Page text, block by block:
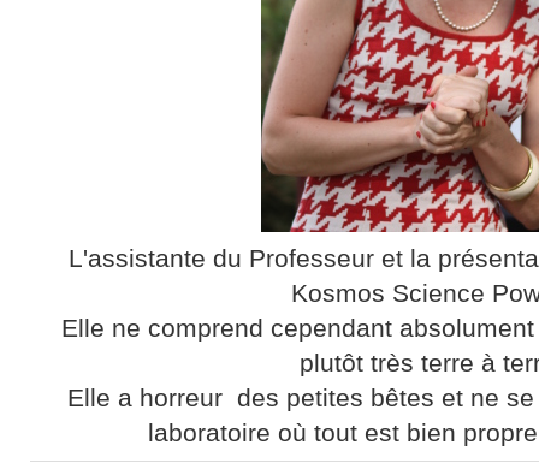
L'assistante du Professeur et la
Kosmos Science
Elle ne comprend cependant
plutôt très terre à
Elle a horreur des petites bêtes et ne
laboratoire où tout est bien